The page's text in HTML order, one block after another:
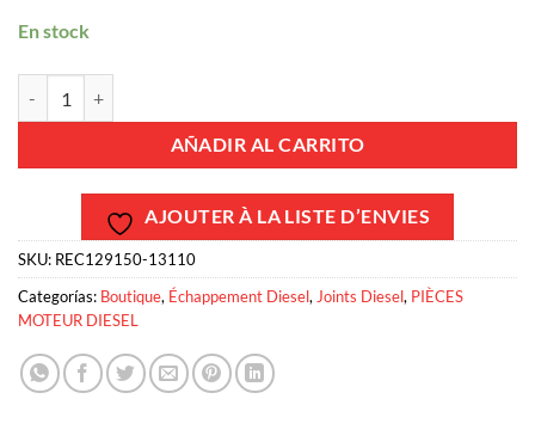
En stock
AÑADIR AL CARRITO
AJOUTER À LA LISTE D’ENVIES
SKU: REC129150-13110
Categorías: Boutique, Échappement Diesel, Joints Diesel, PIÈCES
MOTEUR DIESEL